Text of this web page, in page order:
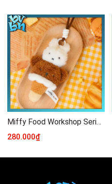
Miffy Food Workshop Series Pendant Plush Doll
280.000₫